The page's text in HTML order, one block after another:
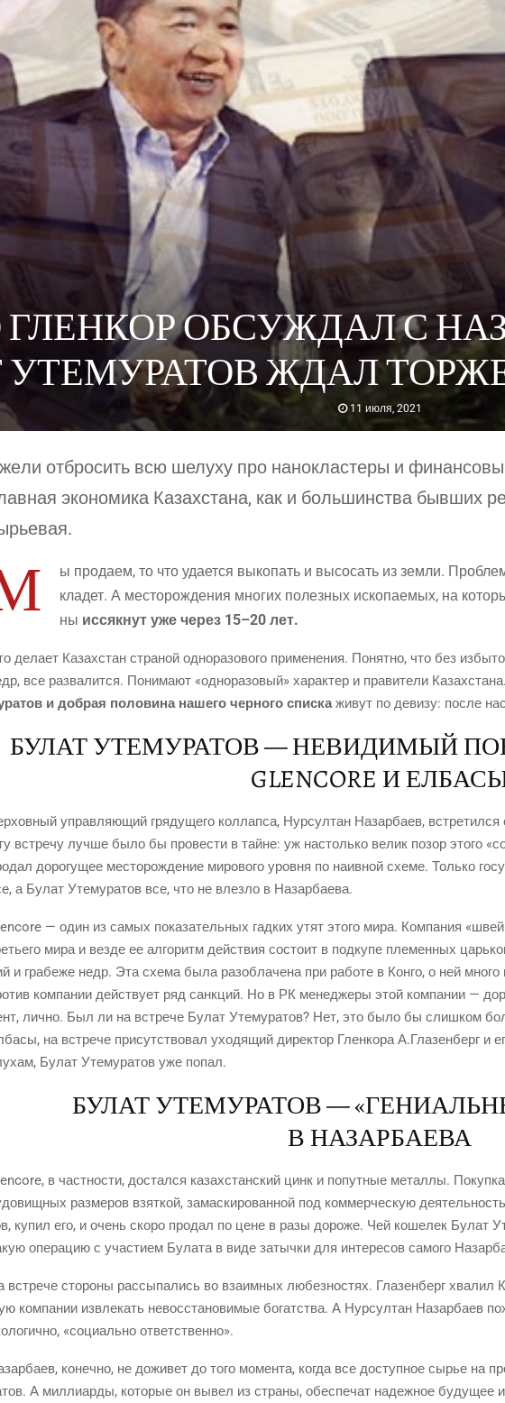
ГЛЕНКОР ОБСУЖДАЛ С
УТЕМУРАТОВ ЖДАЛ
11 июля, 2021
отбро­сить всю шелу­ху про нано­кла­сте­ры и
эко­но­ми­ка Казах­ста­на, как и боль­шин­ства быв­ших
ы про­да­ем, то что уда­ет­ся выко­пать и высо­сать из зем­ли.
кла­дет. А место­рож­де­ния мно­гих полез­ных иско­па­е­мых, на
ны иссяк­нут уже через 15–20 лет.
дела­ет Казах­стан стра­ной одно­ра­зо­во­го при­ме­не­ния. Понят­но, что без
все раз­ва­лит­ся. Пони­ма­ют «одно­ра­зо­вый» харак­тер и пра­ви­те­ли
и доб­рая поло­ви­на наше­го чер­но­го спис­ка живут по деви­зу: после
БУЛАТ УТЕМУРАТОВ — НЕВИДИМЫЙ
GLENCORE И
управ­ля­ю­щий гря­ду­ще­го кол­лап­са, Нур­сул­тан Назар­ба­ев,
встре­чу луч­ше было бы про­ве­сти в тайне: уж настоль­ко велик позор это­го
доро­гу­щее место­рож­де­ние миро­во­го уров­ня по наив­ной схе­ме. Толь­ко
а Булат Уте­му­ра­тов все, что не влез­ло в Назарбаева.
— один из самых пока­за­тель­ных гад­ких утят это­го мира. Ком­па­ния
мира и вез­де ее алго­ритм дей­ствия состо­ит в под­ку­пе пле­мен­ных
и гра­бе­же недр. Эта схе­ма была раз­об­ла­че­на при рабо­те в Кон­го, о ней
ком­па­нии дей­ству­ет ряд санк­ций. Но в РК мене­дже­ры этой ком­па­нии —
лич­но. Был ли на встре­че Булат Уте­му­ра­тов? Нет, это было бы слиш­ком
на встре­че при­сут­ство­вал ухо­дя­щий дирек­тор Глен­ко­ра А.Глазенберг
Булат Уте­му­ра­тов уже попал.
БУЛАТ УТЕМУРАТОВ —
В НАЗАРБАЕВА
в част­но­сти, достал­ся казах­стан­ский цинк и попут­ные метал­лы.
раз­ме­ров взят­кой, замас­ки­ро­ван­ной под ком­мер­че­скую
купил его, и очень ско­ро про­дал по цене в разы доро­же. Чей коше­лек Булат
опе­ра­цию с уча­сти­ем Була­та в виде затыч­ки для инте­ре­сов само­го
встре­че сто­ро­ны рас­сы­па­лись во вза­им­ных любез­но­стях. Гла­зен­берг хва­лил
ком­па­нии извле­кать невос­ста­но­ви­мые богат­ства. А Нур­сул­тан Назар­ба­ев
«соци­аль­но ответственно».
конеч­но, не дожи­вет до того момен­та, когда все доступ­ное сырье на
А мил­ли­ар­ды, кото­рые он вывел из стра­ны, обес­пе­чат надеж­ное буду­щее